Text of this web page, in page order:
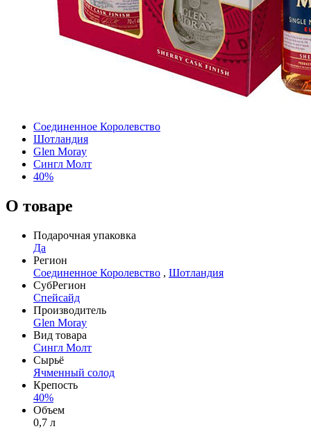
Соединенное Королевство
Шотландия
Glen Moray
Сингл Молт
40%
О товаре
Подарочная упаковка
Да
Регион
Соединенное Королевство , Шотландия
СубРегион
Спейсайд
Производитель
Glen Moray
Вид товара
Сингл Молт
Сырьё
Ячменный солод
Крепость
40%
Объем
0,7 л